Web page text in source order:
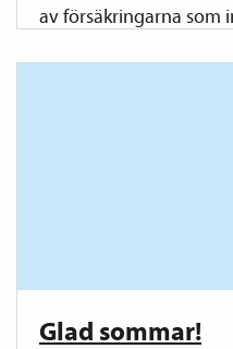
av försäkringarna som
Glad sommar!